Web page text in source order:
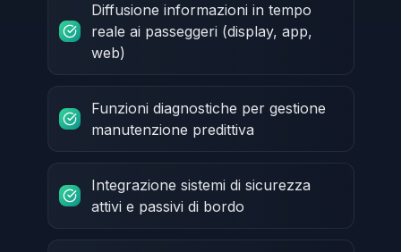
Diffusione informazioni in tempo
reale ai passeggeri (display, app,
web)
Funzioni diagnostiche per gestione
manutenzione predittiva
Integrazione sistemi di sicurezza
attivi e passivi di bordo